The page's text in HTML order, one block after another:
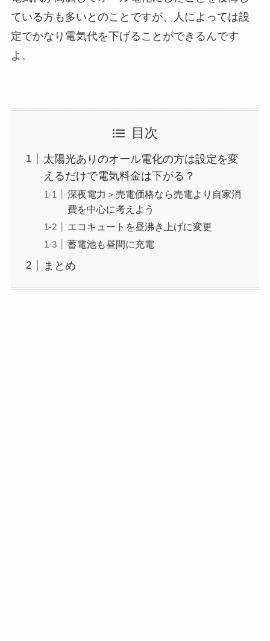
ている方も多いとのことですが、人によっては設
定でかなり電気代を下げることができるんです
よ。
目次
太陽光ありのオール電化の方は設定を変
えるだけで電気料金は下がる？
深夜電力＞売電価格なら売電より自家消
費を中心に考えよう
エコキュートを昼沸き上げに変更
蓄電池も昼間に充電
まとめ